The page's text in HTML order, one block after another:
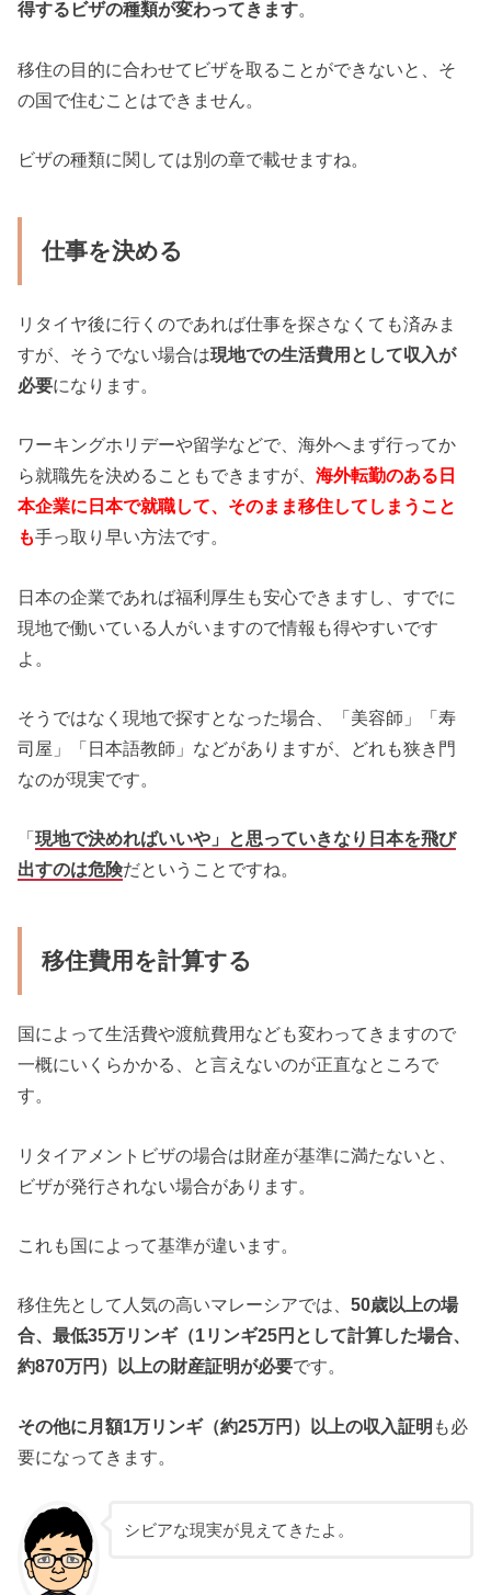
得するビザの種類が変わってきます。
移住の目的に合わせてビザを取ることができないと、そ
の国で住むことはできません。
ビザの種類に関しては別の章で載せますね。
仕事を決める
リタイヤ後に行くのであれば仕事を探さなくても済みま
すが、そうでない場合は現地での生活費用として収入が
必要になります。
ワーキングホリデーや留学などで、海外へまず行ってか
ら就職先を決めることもできますが、海外転勤のある日
本企業に日本で就職して、そのまま移住してしまうこと
も手っ取り早い方法です。
日本の企業であれば福利厚生も安心できますし、すでに
現地で働いている人がいますので情報も得やすいです
よ。
そうではなく現地で探すとなった場合、「美容師」「寿
司屋」「日本語教師」などがありますが、どれも狭き門
なのが現実です。
「現地で決めればいいや」と思っていきなり日本を飛び
出すのは危険だということですね。
移住費用を計算する
国によって生活費や渡航費用なども変わってきますので
一概にいくらかかる、と言えないのが正直なところで
す。
リタイアメントビザの場合は財産が基準に満たないと、
ビザが発行されない場合があります。
これも国によって基準が違います。
移住先として人気の高いマレーシアでは、50歳以上の場
合、最低35万リンギ（1リンギ25円として計算した場合、
約870万円）以上の財産証明が必要です。
その他に月額1万リンギ（約25万円）以上の収入証明 も必
要になってきます。
シビアな現実が見えてきたよ。